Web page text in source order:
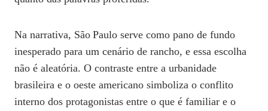
Na narrativa, São Paulo serve como pano de fundo
inesperado para um cenário de rancho, e essa escolha
não é aleatória. O contraste entre a urbanidade
brasileira e o oeste americano simboliza o conflito
interno dos protagonistas entre o que é familiar e o